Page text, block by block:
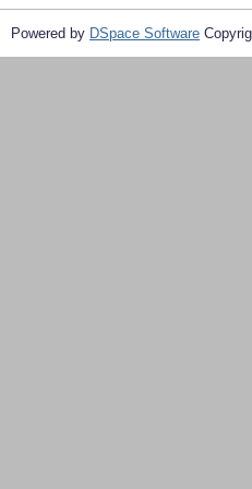
Powered by DSpace Software